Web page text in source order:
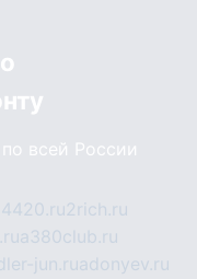
всей России
2rich.ru
a380club.ru
jun.ruadonyev.ru